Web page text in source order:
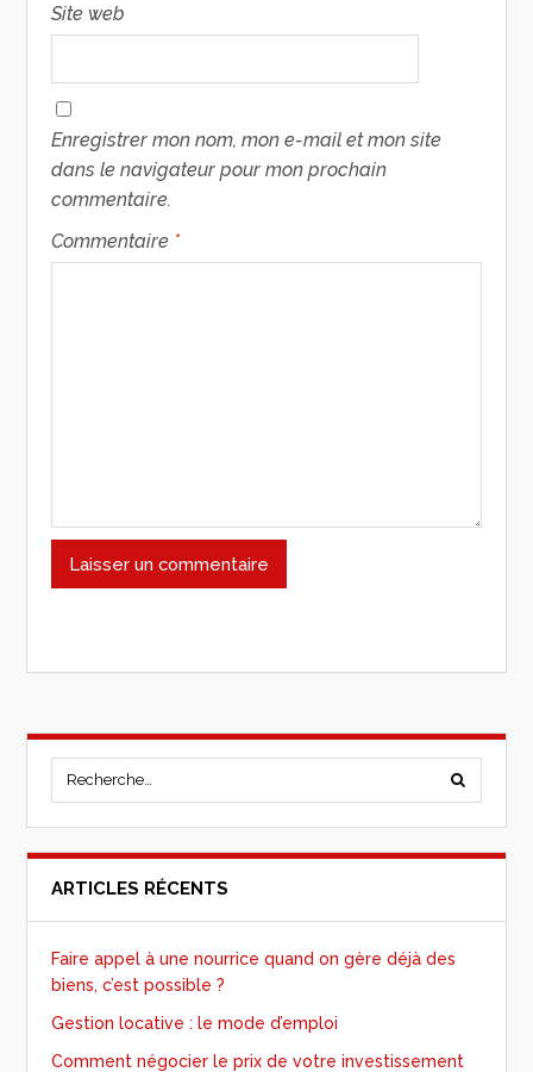
Site web
Enregistrer mon nom, mon e-mail et mon site
dans le navigateur pour mon prochain
commentaire.
Commentaire *
ARTICLES RÉCENTS
Faire appel à une nourrice quand on gère déjà des
biens, c’est possible ?
Gestion locative : le mode d’emploi
Comment négocier le prix de votre investissement